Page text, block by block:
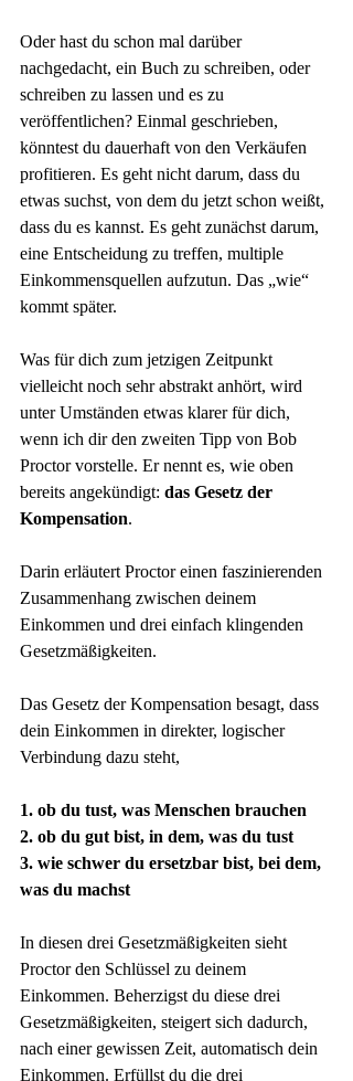
Oder hast du schon mal darüber
nachgedacht, ein Buch zu schreiben, oder
schreiben zu lassen und es zu
veröffentlichen? Einmal geschrieben,
könntest du dauerhaft von den Verkäufen
profitieren. Es geht nicht darum, dass du
etwas suchst, von dem du jetzt schon weißt,
dass du es kannst. Es geht zunächst darum,
eine Entscheidung zu treffen, multiple
Einkommensquellen aufzutun. Das „wie“
kommt später.
Was für dich zum jetzigen Zeitpunkt
vielleicht noch sehr abstrakt anhört, wird
unter Umständen etwas klarer für dich,
wenn ich dir den zweiten Tipp von Bob
Proctor vorstelle. Er nennt es, wie oben
bereits angekündigt: das Gesetz der
Kompensation.
Darin erläutert Proctor einen faszinierenden
Zusammenhang zwischen deinem
Einkommen und drei einfach klingenden
Gesetzmäßigkeiten.
Das Gesetz der Kompensation besagt, dass
dein Einkommen in direkter, logischer
Verbindung dazu steht,
1. ob du tust, was Menschen brauchen
2. ob du gut bist, in dem, was du tust
3. wie schwer du ersetzbar bist, bei dem,
was du machst
In diesen drei Gesetzmäßigkeiten sieht
Proctor den Schlüssel zu deinem
Einkommen. Beherzigst du diese drei
Gesetzmäßigkeiten, steigert sich dadurch,
nach einer gewissen Zeit, automatisch dein
Einkommen. Erfüllst du die drei